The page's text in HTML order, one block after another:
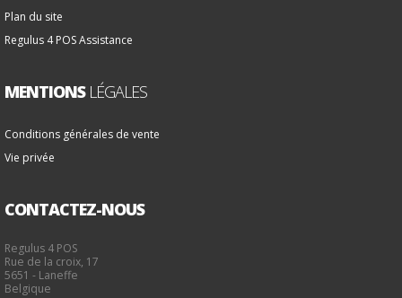
Plan du site
Regulus 4 POS Assistance
MENTIONSLÉGALES
Conditions générales de vente
Vie privée
CONTACTEZ-NOUS
Regulus 4 POS
Rue de la croix, 17
5651 - Laneffe
Belgique